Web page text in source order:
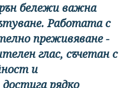
бележи важна
Работата с
преживяване -
глас, съчетан с
и
рядко